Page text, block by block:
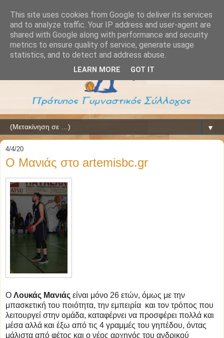
▼
4/4/20
Ο Μανιάς στο artemisbc.gr
Ο Λουκάς Μανιάς είναι μόνο 26 ετών, όμως με την
μπασκετική του ποιότητα, την εμπειρία και τον τρόπος που
λειτουργεί στην ομάδα, καταφέρνει να προσφέρει πολλά και
μέσα αλλά και έξω από τις 4 γραμμές του γηπέδου, όντας
μάλιστα από φέτος και ο νέος αρχηγός του ανδρικού
This site uses cookies from Google to deliver its services
and to analyze traffic. Your IP address and user-agent are
shared with Google along with performance and security
metrics to ensure quality of service, generate usage
statistics, and to detect and address abuse.
LEARN MORE GOT IT